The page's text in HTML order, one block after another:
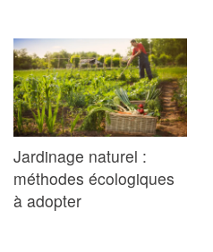
Jardinage naturel :
méthodes écologiques
à adopter